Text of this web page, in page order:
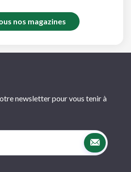
nos magazines
newsletter pour vous tenir à